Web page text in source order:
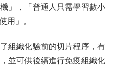
」，「普通人只需學習數小
用」。
織化驗前的切片程序，有
並可供後續進行免疫組織化